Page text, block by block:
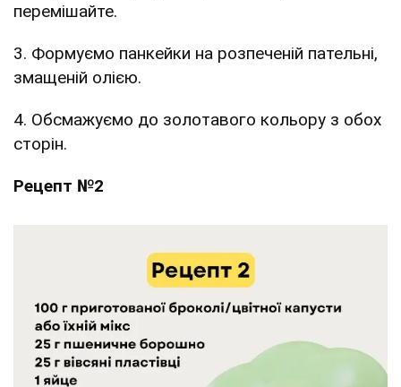
перемішайте.
3. Формуємо панкейки на розпеченій пательні,
змащеній олією.
4. Обсмажуємо до золотавого кольору з обох
сторін.
Рецепт №2